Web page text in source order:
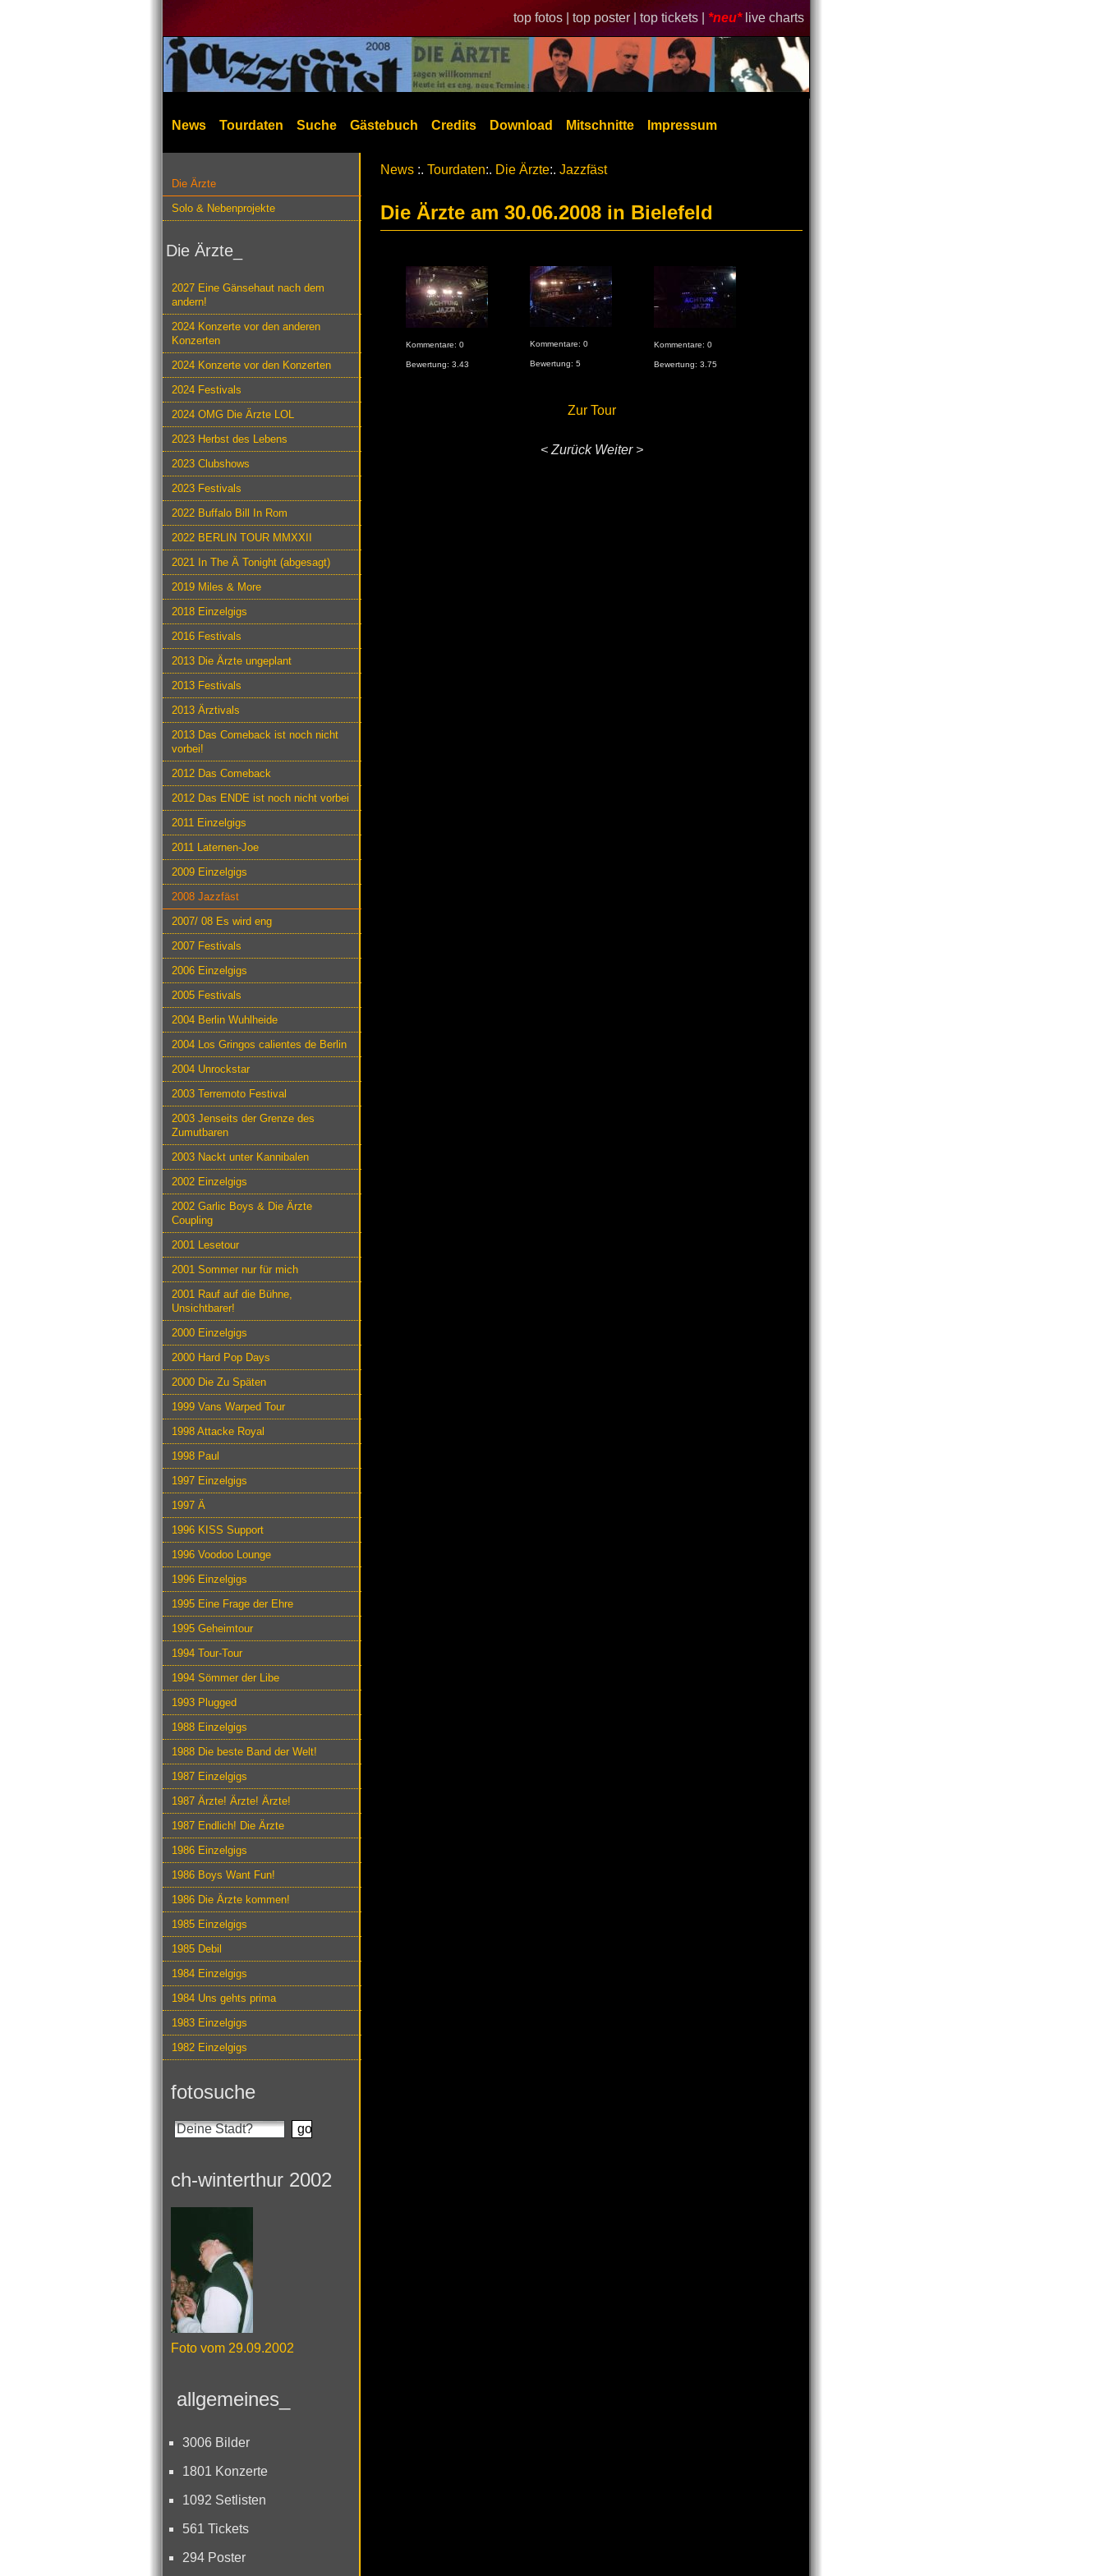
top fotos | top poster | top tickets | *neu* live charts
News Tourdaten Suche Gästebuch Credits Download Mitschnitte Impressum
Die Ärzte
Solo & Nebenprojekte
Die Ärzte_
2027 Eine Gänsehaut nach dem
andern!
2024 Konzerte vor den anderen
Konzerten
2024 Konzerte vor den Konzerten
2024 Festivals
2024 OMG Die Ärzte LOL
2023 Herbst des Lebens
2023 Clubshows
2023 Festivals
2022 Buffalo Bill In Rom
2022 BERLIN TOUR MMXXII
2021 In The Ä Tonight (abgesagt)
2019 Miles & More
2018 Einzelgigs
2016 Festivals
2013 Die Ärzte ungeplant
2013 Festivals
2013 Ärztivals
2013 Das Comeback ist noch nicht
vorbei!
2012 Das Comeback
2012 Das ENDE ist noch nicht vorbei
2011 Einzelgigs
2011 Laternen-Joe
2009 Einzelgigs
2008 Jazzfäst
2007/ 08 Es wird eng
2007 Festivals
2006 Einzelgigs
2005 Festivals
2004 Berlin Wuhlheide
2004 Los Gringos calientes de Berlin
2004 Unrockstar
2003 Terremoto Festival
2003 Jenseits der Grenze des
Zumutbaren
2003 Nackt unter Kannibalen
2002 Einzelgigs
2002 Garlic Boys & Die Ärzte
Coupling
2001 Lesetour
2001 Sommer nur für mich
2001 Rauf auf die Bühne,
Unsichtbarer!
2000 Einzelgigs
2000 Hard Pop Days
2000 Die Zu Späten
1999 Vans Warped Tour
1998 Attacke Royal
1998 Paul
1997 Einzelgigs
1997 Ä
1996 KISS Support
1996 Voodoo Lounge
1996 Einzelgigs
1995 Eine Frage der Ehre
1995 Geheimtour
1994 Tour-Tour
1994 Sömmer der Libe
1993 Plugged
1988 Einzelgigs
1988 Die beste Band der Welt!
1987 Einzelgigs
1987 Ärzte! Ärzte! Ärzte!
1987 Endlich! Die Ärzte
1986 Einzelgigs
1986 Boys Want Fun!
1986 Die Ärzte kommen!
1985 Einzelgigs
1985 Debil
1984 Einzelgigs
1984 Uns gehts prima
1983 Einzelgigs
1982 Einzelgigs
fotosuche
ch-winterthur 2002
Foto vom 29.09.2002
allgemeines_
3006 Bilder
1801 Konzerte
1092 Setlisten
561 Tickets
294 Poster
News :. Tourdaten:. Die Ärzte:. Jazzfäst
Die Ärzte am 30.06.2008 in Bielefeld
Kommentare: 0
Bewertung: 3.43
Kommentare: 0
Bewertung: 5
Kommentare: 0
Bewertung: 3.75
Zur Tour
< Zurück Weiter >